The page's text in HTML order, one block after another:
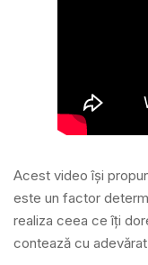
Acest video își
este un factor
realiza ceea ce îți
contează cu